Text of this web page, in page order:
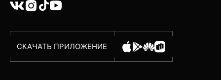
СКАЧАТЬ ПРИЛОЖЕНИЕ